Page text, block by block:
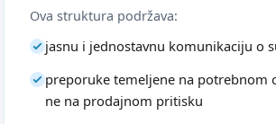
Ova struktura podržava:
jasnu i jednostavnu komunikaciju o
preporuke temeljene na potrebnom
ne na prodajnom pritisku